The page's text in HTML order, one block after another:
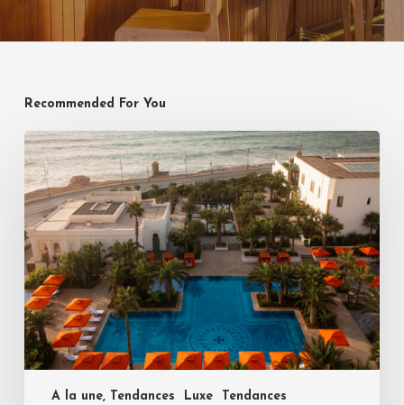
Recommended For You
A la une, Tendances Luxe Tendances